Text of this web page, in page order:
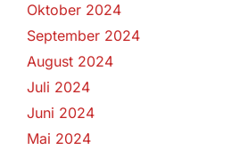
Oktober 2024
September 2024
August 2024
Juli 2024
Juni 2024
Mai 2024